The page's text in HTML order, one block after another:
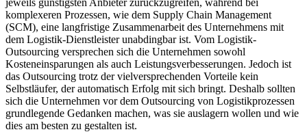
komplexeren Prozessen, wie dem Supply Chain Management
(SCM), eine langfristige Zusammenarbeit des Unternehmens mit
dem Logistik-Dienstleister unabdingbar ist. Vom Logistik-
Outsourcing versprechen sich die Unternehmen sowohl
Kosteneinsparungen als auch Leistungsverbesserungen. Jedoch ist
das Outsourcing trotz der vielversprechenden Vorteile kein
Selbstläufer, der automatisch Erfolg mit sich bringt. Deshalb sollten
sich die Unternehmen vor dem Outsourcing von Logistikprozessen
grundlegende Gedanken machen, was sie auslagern wollen und wie
dies am besten zu gestalten ist.